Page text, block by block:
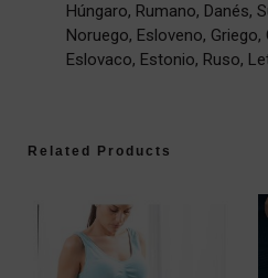
Húngaro, Rumano, Danés,
Noruego, Esloveno,
Eslovaco, Estonio, Ruso,
Related Products